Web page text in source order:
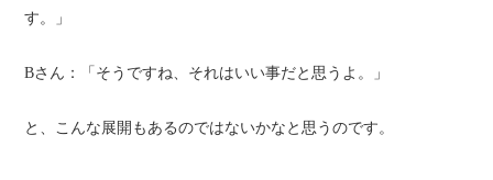
す。」
Bさん： 「そうですね、それはいい事だと思うよ。」
と、こんな展開もあるのではないかなと思うのです。